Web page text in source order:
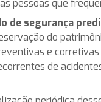
pessoas que
de segurança
do
e
de